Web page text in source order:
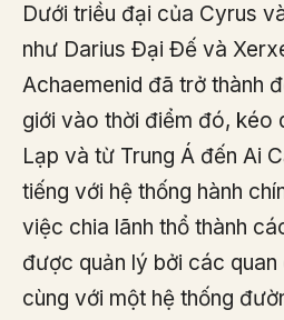
Dưới triều đại của Cyrus
như Darius Đại Đế và
Achaemenid đã trở thành
giới vào thời điểm đó, kéo
Lạp và từ Trung Á đến Ai
tiếng với hệ thống hành
việc chia lãnh thổ thành
được quản lý bởi các
cùng với một hệ thống